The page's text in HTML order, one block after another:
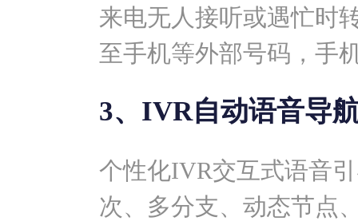
来电无人接听或遇忙时
至手机等外部号码，手
3、IVR自动语音导
个性化IVR交互式语音
次、多分支、动态节点